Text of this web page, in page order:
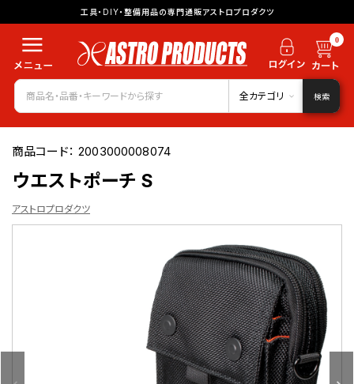
工具・DIY・整備用品の専門通販アストロプロダクツ
0
全カテゴリ 検索
商品コード：2003000008074
ウエストポーチ S
アストロプロダクツ